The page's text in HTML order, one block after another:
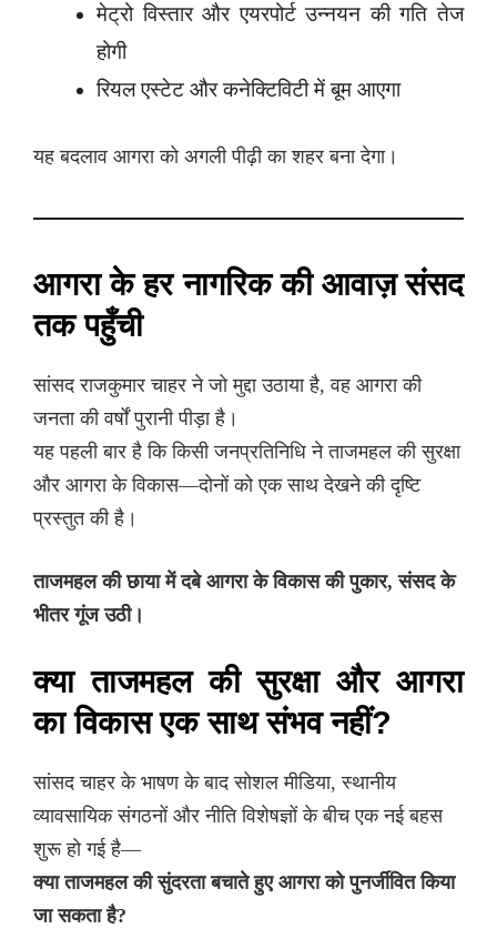
मेट्रो विस्तार और एयरपोर्ट उन्नयन की गति तेज
होगी
रियल एस्टेट और कनेक्टिविटी में बूम आएगा
यह बदलाव आगरा को अगली पीढ़ी का शहर बना देगा।
आगरा के हर नागरिक की आवाज़ संसद
तक पहुँची
सांसद राजकुमार चाहर ने जो मुद्दा उठाया है, वह आगरा की
जनता की वर्षों पुरानी पीड़ा है।
यह पहली बार है कि किसी जनप्रतिनिधि ने ताजमहल की सुरक्षा
और आगरा के विकास—दोनों को एक साथ देखने की दृष्टि
प्रस्तुत की है।
ताजमहल की छाया में दबे आगरा के विकास की पुकार, संसद के
भीतर गूंज उठी।
क्या ताजमहल की सुरक्षा और आगरा
का विकास एक साथ संभव नहीं?
सांसद चाहर के भाषण के बाद सोशल मीडिया, स्थानीय
व्यावसायिक संगठनों और नीति विशेषज्ञों के बीच एक नई बहस
शुरू हो गई है—
क्या ताजमहल की सुंदरता बचाते हुए आगरा को पुनर्जीवित किया
जा सकता है?